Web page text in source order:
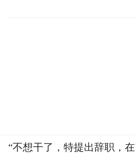
“不想干了，特提出辞职，在